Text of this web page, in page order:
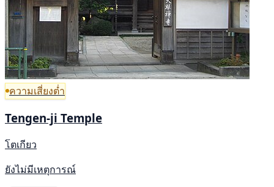
ความเสี่ยงต่ำ
Tengen-ji Temple
โตเกียว
ยังไม่มีเหตุการณ์